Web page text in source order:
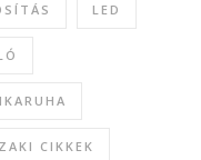
LED
CIKKEK